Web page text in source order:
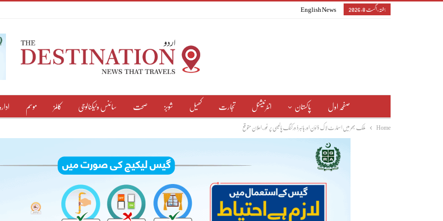
ہفتہ, اگست 8, 2026 English News
صفحہ اول پاکستان انٹرنیشنل تجارت کھیل شوبز صحت سائنس وٹیکنالوجی کالمز موسم ادارہ
Home ملک بھر میں اسمارٹ لاک ڈاؤن اور ہائبرڈ ورکنگ پالیسی پر غور، اعلان متوقع